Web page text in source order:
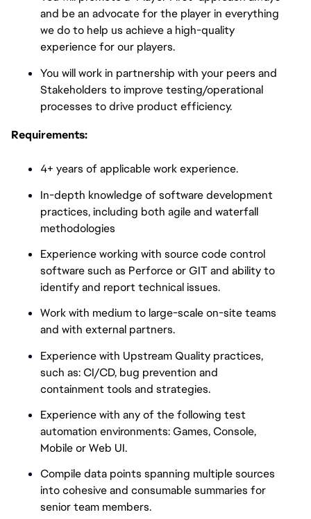
and be an advocate for the player in everything
we do to help us achieve a high-quality
experience for our players.
You will work in partnership with your peers and
Stakeholders to improve testing/operational
processes to drive product efficiency.
Requirements:
4+ years of applicable work experience.
In-depth knowledge of software development
practices, including both agile and waterfall
methodologies
Experience working with source code control
software such as Perforce or GIT and ability to
identify and report technical issues.
Work with medium to large-scale on-site teams
and with external partners.
Experience with Upstream Quality practices,
such as: CI/CD, bug prevention and
containment tools and strategies.
Experience with any of the following test
automation environments: Games, Console,
Mobile or Web UI.
Compile data points spanning multiple sources
into cohesive and consumable summaries for
senior team members.